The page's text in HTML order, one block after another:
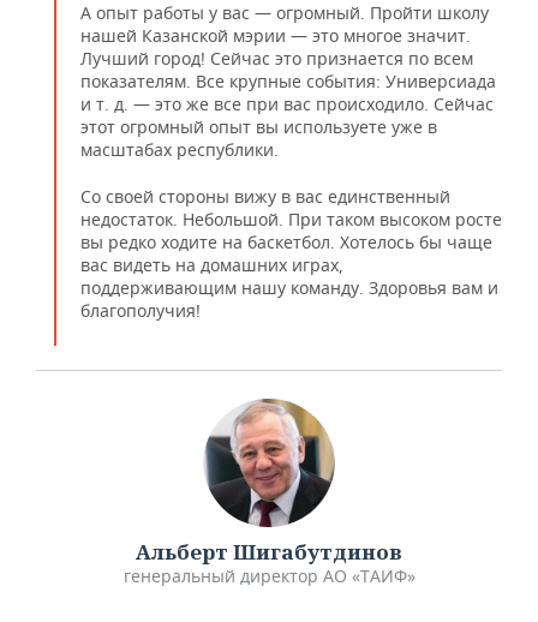
А опыт работы у вас — огромный. Пройти школу
нашей Казанской мэрии — это многое значит.
Лучший город! Сейчас это признается по всем
показателям. Все крупные события: Универсиада
и т. д. — это же все при вас происходило. Сейчас
этот огромный опыт вы используете уже в
масштабах республики.
Со своей стороны вижу в вас единственный
недостаток. Небольшой. При таком высоком росте
вы редко ходите на баскетбол. Хотелось бы чаще
вас видеть на домашних играх,
поддерживающим нашу команду. Здоровья вам и
благополучия!
Альберт Шигабутдинов
генеральный директор АО «ТАИФ»